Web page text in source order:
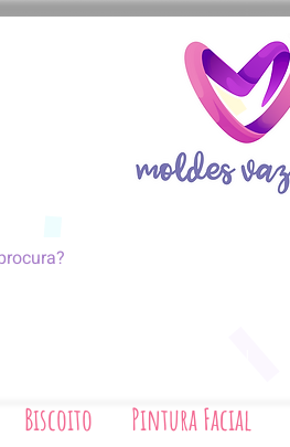
Biscoito Pintura Facial